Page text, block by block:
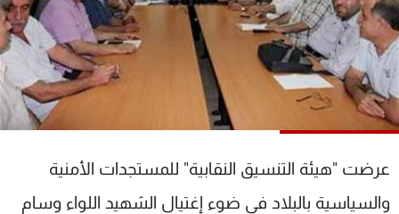
عرضت "هيئة التنسيق النقابية" للمستجدات الأمنية
والسياسية بالبلاد في ضوء إغتيال الشهيد اللواء وسام
كأس العالم
البرامج
جدول البرامج
الترددات